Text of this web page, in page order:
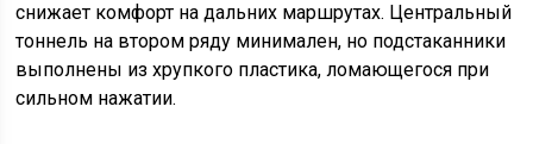
снижает комфорт на дальних маршрутах. Центральный
тоннель на втором ряду минимален, но подстаканники
выполнены из хрупкого пластика, ломающегося при
сильном нажатии.